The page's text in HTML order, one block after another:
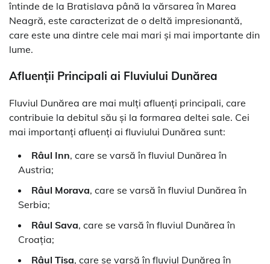
întinde de la Bratislava până la vărsarea în Marea
Neagră, este caracterizat de o deltă impresionantă,
care este una dintre cele mai mari și mai importante din
lume.
Afluenții Principali ai Fluviului Dunărea
Fluviul Dunărea are mai mulți afluenți principali, care
contribuie la debitul său și la formarea deltei sale. Cei
mai importanți afluenți ai fluviului Dunărea sunt:
Râul Inn, care se varsă în fluviul Dunărea în
Austria;
Râul Morava, care se varsă în fluviul Dunărea în
Serbia;
Râul Sava, care se varsă în fluviul Dunărea în
Croația;
Râul Tisa, care se varsă în fluviul Dunărea în